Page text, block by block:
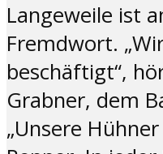
Langeweile ist
Fremdwort.
beschäftigt“,
Grabner, dem
„Unsere